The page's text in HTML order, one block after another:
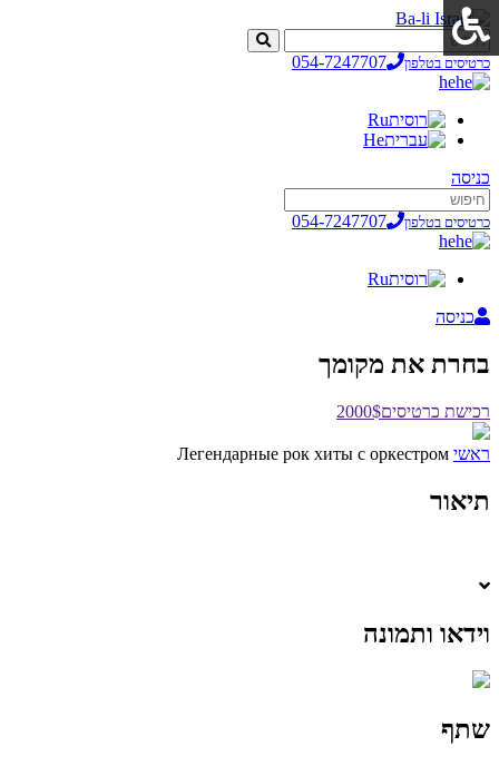
כרטיסים בטלפון
054-7247707
he
Ru
He
כניסה
כרטיסים בטלפון
054-7247707
he
Ru
כניסה
בחרת את מקומך
רכישת כרטיסים2000$
ראשי Легендарные рок хиты с оркестром
תיאור
וידאו ותמונה
שתף